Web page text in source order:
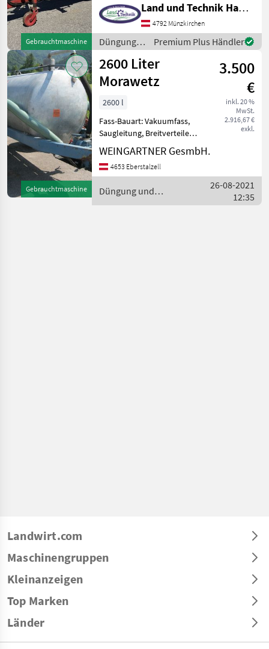
MARKTPLATZ
Marktplatz Händlerangebote Kleinanzeigen
Gebrauchtmaschine
liter • Zentraldeichsel mit
Untenanhängung •
Kompressor 6.000 liter • 15
Liter Syphon
Land und Technik HandelsgesmbH
4792 Münzkirchen
Düngung
und
Beregnung
/ Morawetz
Premium Plus Händler
Gebrauchtmaschine
2600 Liter
Morawetz
3.500
€
inkl. 20 %
MwSt.
2.916,67 €
exkl.
2600 l
Fass-Bauart: Vakuumfass,
Saugleitung, Breitverteiler
MORAWETZ Güllefaß 2600
Liter, 2. Sauganschluß links
vorne, komplett mit
Verlängerungen und
Verteiler
WEINGARTNER GesmbH.
4653 Eberstalzell
Düngung und
Beregnung / Morawetz
26-08-2021
12:35
Landwirt.com
Maschinengruppen
Kleinanzeigen
Top Marken
Länder